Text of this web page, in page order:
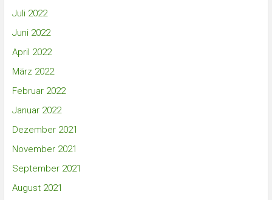
Juli 2022
Juni 2022
April 2022
März 2022
Februar 2022
Januar 2022
Dezember 2021
November 2021
September 2021
August 2021